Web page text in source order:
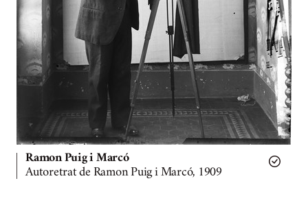
Ramon Puig i Marcó
Autoretrat de Ramon Puig i Marcó, 1909